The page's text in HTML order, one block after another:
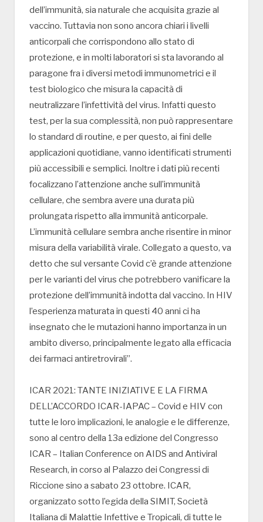
dell’immunità, sia naturale che acquisita grazie al
vaccino. Tuttavia non sono ancora chiari i livelli
anticorpali che corrispondono allo stato di
protezione, e in molti laboratori si sta lavorando al
paragone fra i diversi metodi immunometrici e il
test biologico che misura la capacità di
neutralizzare l’infettività del virus. Infatti questo
test, per la sua complessità, non può rappresentare
lo standard di routine, e per questo, ai fini delle
applicazioni quotidiane, vanno identificati strumenti
più accessibili e semplici. Inoltre i dati più recenti
focalizzano l’attenzione anche sull’immunità
cellulare, che sembra avere una durata più
prolungata rispetto alla immunità anticorpale.
L’immunità cellulare sembra anche risentire in minor
misura della variabilità virale. Collegato a questo, va
detto che sul versante Covid c’è grande attenzione
per le varianti del virus che potrebbero vanificare la
protezione dell’immunità indotta dal vaccino. In HIV
l’esperienza maturata in questi 40 anni ci ha
insegnato che le mutazioni hanno importanza in un
ambito diverso, principalmente legato alla efficacia
dei farmaci antiretrovirali”.
ICAR 2021: TANTE INIZIATIVE E LA FIRMA
DELL’ACCORDO ICAR-IAPAC – Covid e HIV con
tutte le loro implicazioni, le analogie e le differenze,
sono al centro della 13a edizione del Congresso
ICAR – Italian Conference on AIDS and Antiviral
Research, in corso al Palazzo dei Congressi di
Riccione sino a sabato 23 ottobre. ICAR,
organizzato sotto l’egida della SIMIT, Società
Italiana di Malattie Infettive e Tropicali, di tutte le